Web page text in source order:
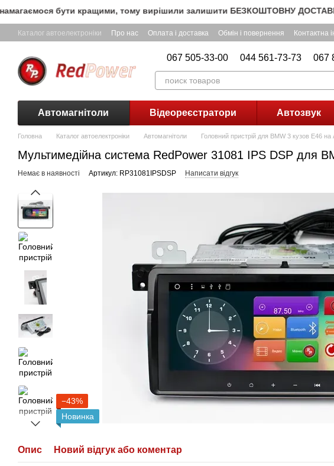
Перейти до основного контенту
бути кращими, тому вирішили залишити БЕЗКОШТОВНУ ДОСТАВКУ
Каталог автоелектроніки Про нас Оплата і доставка Обмін і повернення Контактна
067 505-33-00 044 561-73-73 067
Автомагнітоли Відеореєстратори Автозвук
Головна Каталог автоелектроніки Автомагнітоли Головний пристрій для BMW 3 кузов E46
Мультимедійна система RedPower 31081 IPS DSP для
Немає в наявності Артикул: RP31081IPSDSP Написати відгук
−43%
Новинка
Опис Новий відгук або коментар